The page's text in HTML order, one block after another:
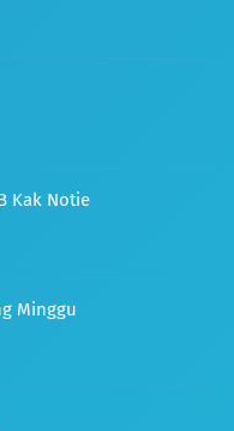
Kak Notie
Minggu